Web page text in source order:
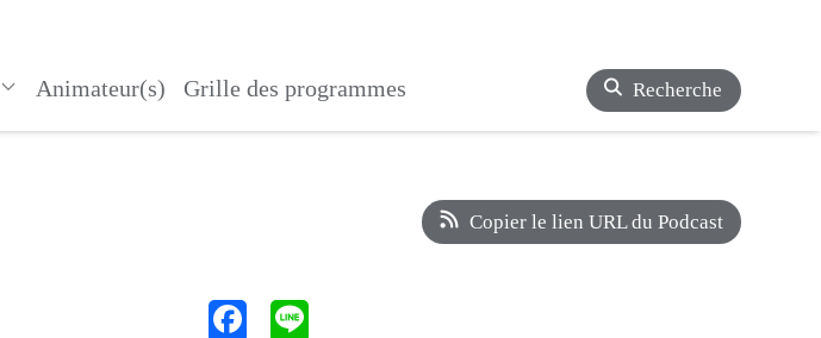
Animateur(s) Grille des programmes Recherche
Copier le lien URL du Podcast